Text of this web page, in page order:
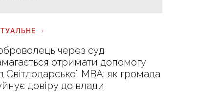
через суд
отримати допомогу
Світлодарської МВА: як громада
довіру до влади